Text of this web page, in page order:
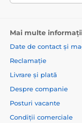
Mai multe
Date de contact și
Reclamație
Livrare și plată
Despre companie
Posturi vacante
Condiții comerciale